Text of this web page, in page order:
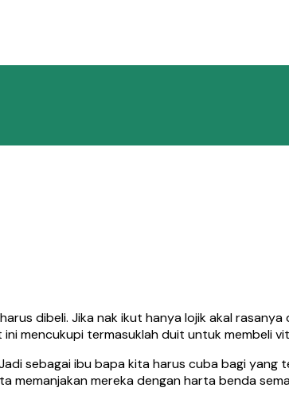
dibeli. Jika nak ikut hanya lojik akal
mencukupi termasuklah duit untuk membeli
sebagai ibu bapa kita harus cuba bagi yang
memanjakan mereka dengan harta benda